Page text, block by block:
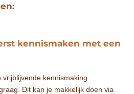
kennismaken met een
kennismaking
Dit kan je makkelijk doen via